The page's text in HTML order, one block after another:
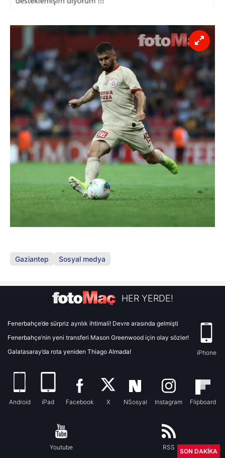
Gaziantep Sosyal medya
HER YERDE!
Fenerbahçe’de sürpriz ayrılık ihtimali! Devre arasında gelmişti
Fenerbahçe’nin yeni transferi Mason Greenwood için olay sözler!
Galatasaray’da rota yeniden Thiago Almada!
iPhone
Android iPad Facebook X NSosyal Instagram Flipboard
Youtube RSS
SON DAKİKA